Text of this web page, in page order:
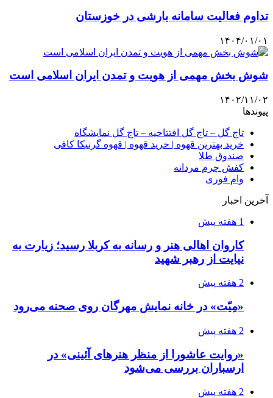
تداوم فعالیت سامانه بارشی در خوزستان
۱۴۰۴/۰۱/۰۱
شوش بخش مهمی از هویت و تمدن ایران اسلامی است
۱۴۰۲/۱۱/۰۲
پیوندها
تاج گل – تاج گل افتتاحیه – تاج گل نمایشگاه
خرید بهترین قهوه | خرید قهوه | قهوه گرنیکا کافی
صندوق طلا
کفش چرم مردانه
وام فوری
آخرین اخبار
1 هفته پیش
کاروان اهالی هنر و رسانه به کربلا رسید؛ زیارت به
نیایت از رهبر شهید
2 هفته پیش
«مِیّت» در خانه نمایش مهرگان روی صحنه می‌رود
2 هفته پیش
«روایت عاشورا از منظر هنرهای آئینی» در
ارسباران بررسی می‌شود
2 هفته پیش